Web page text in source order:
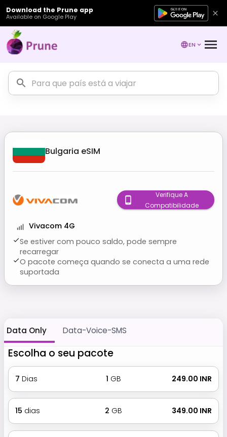
Download the Prune app
Available on Google Play
EN
Bulgaria eSIM
Vivacom 4G
Se estiver com pouco saldo, pode sempre
recarregar
O pacote começa quando se conecta a uma rede
suportada
Verifique A
Compatibilidade
Data Only Data-Voice-SMS
Escolha o seu pacote
7 Dias 1 GB ₹ 249.00 INR
15 dias 2 GB ₹ 349.00 INR